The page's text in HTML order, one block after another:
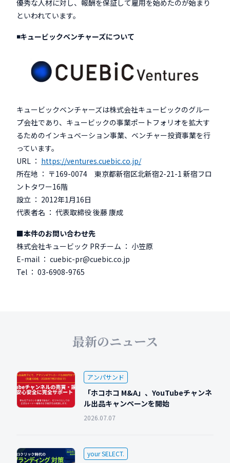
優秀な人材に対し、報酬を保証して雇用を始めたのが始まり
といわれています。
◾️キュービックベンチャーズについて
キュービックベンチャーズは株式会社キュービックのグルー
プ会社であり、キュービックの事業ポートフォリオを拡大す
るためのインキュベーション事業、ベンチャー投資事業を行
っています。
URL ： https://ventures.cuebic.co.jp/
所在地 ： 〒169-0074 東京都新宿区北新宿2-21-1 新宿フロ
ントタワー16階
設立 ： 2012年1月16日
代表者名 ： 代表取締役 後藤 康成
■本件のお問い合わせ先
株式会社キュービック PRチーム ： 小笠原
E-mail ： cuebic-pr@cuebic.co.jp
Tel ： 03-6908-9765
最新のニュース
アンパサンド
「ホコホコ M&A」、YouTubeチャンネ
ル出品キャンペーンを開始
2026.07.07
your SELECT.